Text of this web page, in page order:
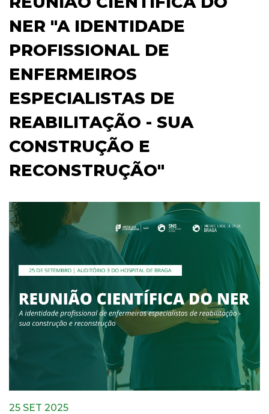
NER "A IDENTIDADE
PROFISSIONAL DE
ENFERMEIROS
ESPECIALISTAS DE
REABILITAÇÃO - SUA
CONSTRUÇÃO E
RECONSTRUÇÃO"
25 SET 2025